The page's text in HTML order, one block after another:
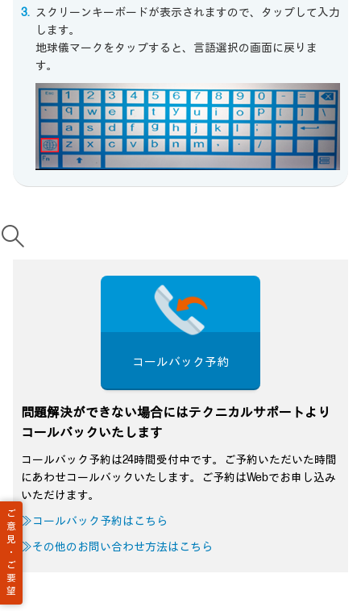
スクリーンキーボードが表示されますので、タップして入力
します。
地球儀マークをタップすると、言語選択の画面に戻りま
す。
ご
意
見
・
ご
要
望
コールバック予約
問題解決ができない場合にはテクニカルサポートより
コールバックいたします
コールバック予約は24時間受付中です。ご予約いただいた時間
にあわせコールバックいたします。ご予約はWebでお申し込み
いただけます。
≫コールバック予約はこちら
≫その他のお問い合わせ方法はこちら